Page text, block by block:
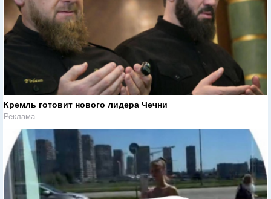
Кремль готовит нового лидера Чечни
Реклама